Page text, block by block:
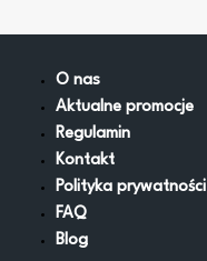
O nas
Aktualne promocje
Regulamin
Kontakt
Polityka prywatności
FAQ
Blog